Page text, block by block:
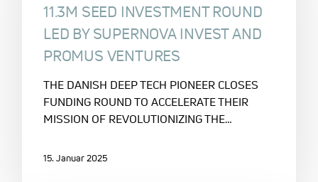
11.3M SEED INVESTMENT ROUND
LED BY SUPERNOVA INVEST AND
PROMUS VENTURES
THE DANISH DEEP TECH PIONEER CLOSES
FUNDING ROUND TO ACCELERATE THEIR
MISSION OF REVOLUTIONIZING THE…
15. Januar 2025